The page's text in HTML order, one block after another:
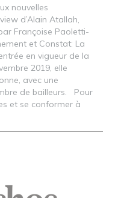
nouvelles
d’Alain Atallah,
Françoise Paoletti-
et Constat: La
en vigueur de la
2019, elle
avec une
de bailleurs. Pour
et se conformer à